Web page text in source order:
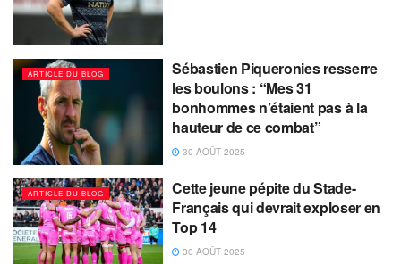
ARTICLE DU BLOG
Sébastien Piqueronies resserre
les boulons : “Mes 31
bonhommes n’étaient pas à la
hauteur de ce combat”
30 AOÛT 2025
ARTICLE DU BLOG
Cette jeune pépite du Stade-
Français qui devrait exploser en
Top 14
30 AOÛT 2025